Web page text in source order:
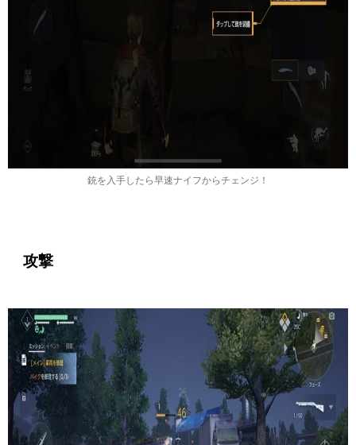
銃を入手したら早速ナイフからチェンジ！
攻撃